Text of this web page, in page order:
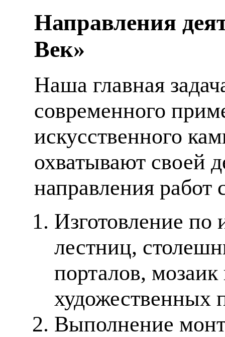
Направления
Век»
Наша главная
современного
искусственного
охватывают своей
направления работ
Изготовление по
лестниц,
порталов,
художественных
Выполнение